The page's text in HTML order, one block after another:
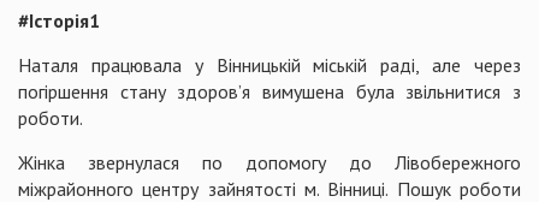
#Історія1
Наталя працювала у Вінницькій міській раді, але через
погіршення стану здоров’я вимушена була звільнитися з
роботи.
Жінка звернулася по допомогу до Лівобережного
міжрайонного центру зайнятості м. Вінниці. Пошук роботи